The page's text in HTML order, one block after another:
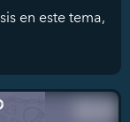
en este tema,